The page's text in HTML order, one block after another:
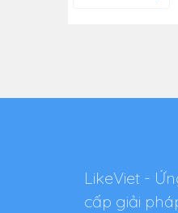
LikeViet -
cấp giải